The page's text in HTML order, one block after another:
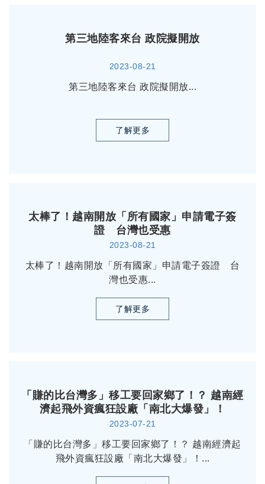
第三地陸客來台 政院擬開放
2023-08-21
第三地陸客來台 政院擬開放...
了解更多
太棒了！越南開放「所有國家」申請電子簽
證 台灣也受惠
2023-08-21
太棒了！越南開放「所有國家」申請電子簽證 台
灣也受惠...
了解更多
「賺的比台灣多」移工要回家鄉了！？ 越南經
濟起飛外資瘋狂設廠「南北大爆發」！
2023-07-21
「賺的比台灣多」移工要回家鄉了！？ 越南經濟起
飛外資瘋狂設廠「南北大爆發」！...